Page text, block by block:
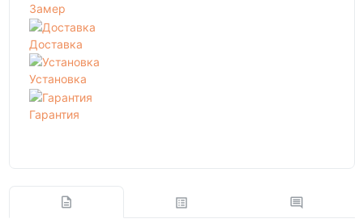
Замер
Доставка
Установка
Гарантия